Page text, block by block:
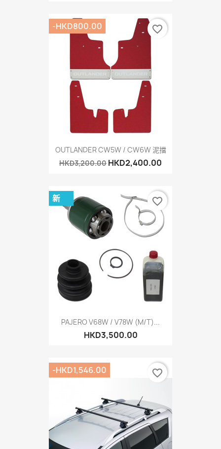
OUTLANDER CW5W / CW6W 泥擋
HKD3,200.00 HKD2,400.00
-HKD800.00 favorite_border
PAJERO V68W / V78W (M/T)...
HKD3,500.00
新 favorite_border
-HKD1,546.00 favorite_border